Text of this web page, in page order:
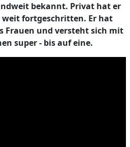
bekannt. Privat hat er
fortgeschritten. Er hat
Frauen und versteht sich mit
super - bis auf eine.